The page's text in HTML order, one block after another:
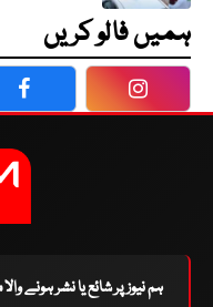
ہمیں فالو کریں
Facebook
ہم نیوز پر شائع یا نشر ہونے